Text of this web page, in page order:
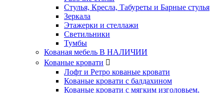
Стулья, Кресла, Табуреты и Барные стулья
Зеркала
Этажерки и стеллажи
Светильники
Тумбы
Кованая мебель В НАЛИЧИИ
Кованые кровати
Лофт и Ретро кованые кровати
Кованые кровати с балдахином
Кованые кровати с мягким изголовьем.